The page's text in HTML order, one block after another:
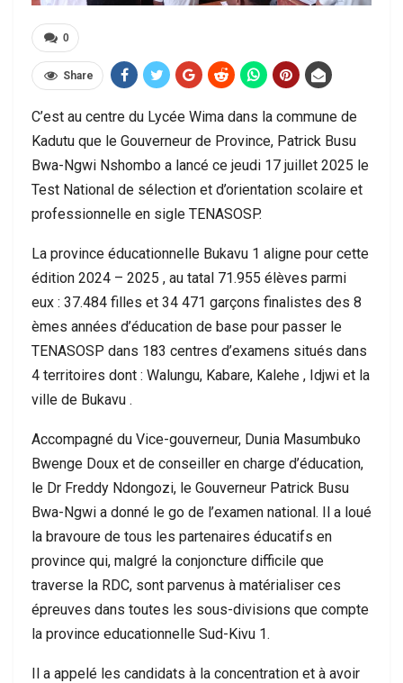
0
Share
C’est au centre du Lycée Wima dans la commune de
Kadutu que le Gouverneur de Province, Patrick Busu
Bwa-Ngwi Nshombo a lancé ce jeudi 17 juillet 2025 le
Test National de sélection et d’orientation scolaire et
professionnelle en sigle TENASOSP.
La province éducationnelle Bukavu 1 aligne pour cette
édition 2024 – 2025 , au tatal 71.955 élèves parmi
eux : 37.484 filles et 34 471 garçons finalistes des 8
èmes années d’éducation de base pour passer le
TENASOSP dans 183 centres d’examens situés dans
4 territoires dont : Walungu, Kabare, Kalehe , Idjwi et la
ville de Bukavu .
Accompagné du Vice-gouverneur, Dunia Masumbuko
Bwenge Doux et de conseiller en charge d’éducation,
le Dr Freddy Ndongozi, le Gouverneur Patrick Busu
Bwa-Ngwi a donné le go de l’examen national. Il a loué
la bravoure de tous les partenaires éducatifs en
province qui, malgré la conjoncture difficile que
traverse la RDC, sont parvenus à matérialiser ces
épreuves dans toutes les sous-divisions que compte
la province educationnelle Sud-Kivu 1.
Il a appelé les candidats à la concentration et à avoir